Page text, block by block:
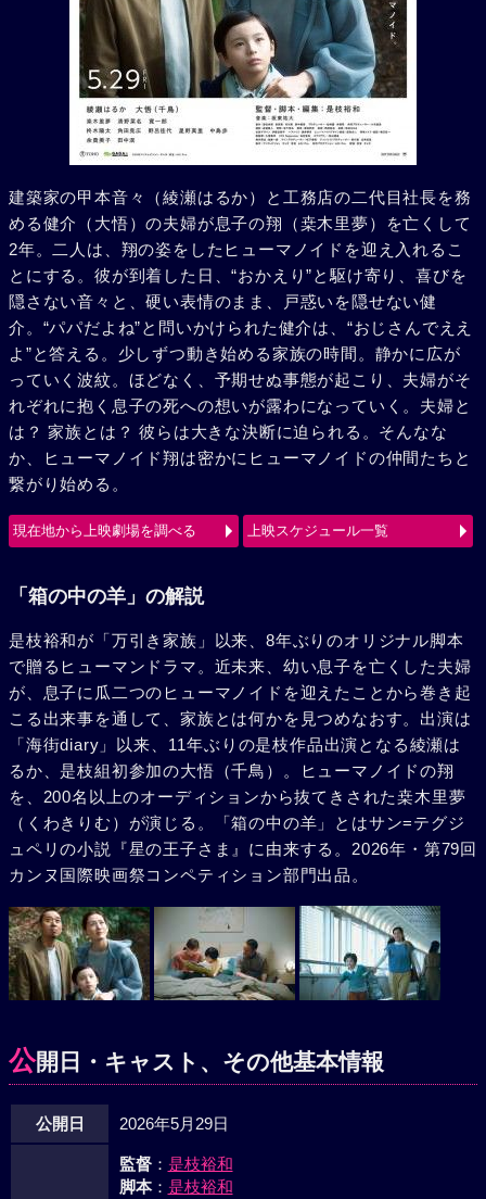
建築家の甲本音々（綾瀬はるか）と工務店の二代目社長を務
める健介（大悟）の夫婦が息子の翔（桒木里夢）を亡くして
2年。二人は、翔の姿をしたヒューマノイドを迎え入れるこ
とにする。彼が到着した日、“おかえり”と駆け寄り、喜びを
隠さない音々と、硬い表情のまま、戸惑いを隠せない健
介。“パパだよね”と問いかけられた健介は、“おじさんでええ
よ”と答える。少しずつ動き始める家族の時間。静かに広が
っていく波紋。ほどなく、予期せぬ事態が起こり、夫婦がそ
れぞれに抱く息子の死への想いが露わになっていく。夫婦と
は？ 家族とは？ 彼らは大きな決断に迫られる。そんなな
か、ヒューマノイド翔は密かにヒューマノイドの仲間たちと
繋がり始める。
現在地から上映劇場を調べる 上映スケジュール一覧
「箱の中の羊」の解説
是枝裕和が「万引き家族」以来、8年ぶりのオリジナル脚本
で贈るヒューマンドラマ。近未来、幼い息子を亡くした夫婦
が、息子に瓜二つのヒューマノイドを迎えたことから巻き起
こる出来事を通して、家族とは何かを見つめなおす。出演は
「海街diary」以来、11年ぶりの是枝作品出演となる綾瀬は
るか、是枝組初参加の大悟（千鳥）。ヒューマノイドの翔
を、200名以上のオーディションから抜てきされた桒木里夢
（くわきりむ）が演じる。「箱の中の羊」とはサン=テグジ
ュペリの小説『星の王子さま』に由来する。2026年・第79回
カンヌ国際映画祭コンペティション部門出品。
公開日・キャスト、その他基本情報
公開日 2026年5月29日
監督： 是枝裕和
脚本： 是枝裕和